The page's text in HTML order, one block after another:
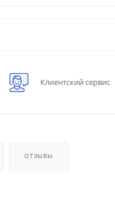
Клиентский сервис
ОТЗЫВЫ